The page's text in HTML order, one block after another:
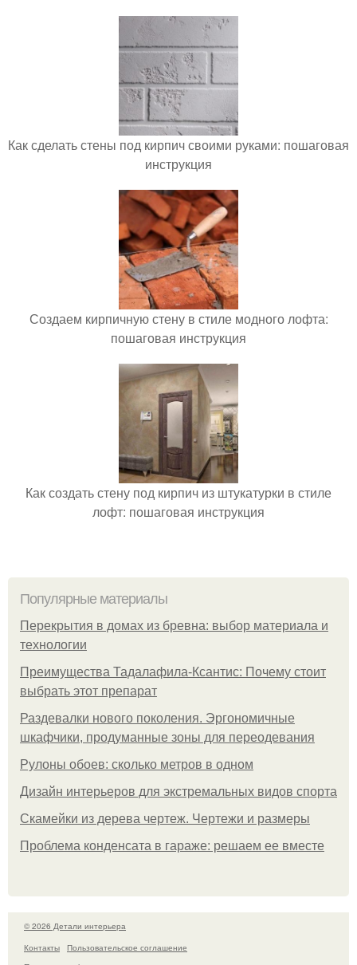
Как сделать стены под кирпич своими руками: пошаговая
инструкция
Создаем кирпичную стену в стиле модного лофта:
пошаговая инструкция
Как создать стену под кирпич из штукатурки в стиле
лофт: пошаговая инструкция
Популярные материалы
Перекрытия в домах из бревна: выбор материала и
технологии
Преимущества Тадалафила-Ксантис: Почему стоит
выбрать этот препарат
Раздевалки нового поколения. Эргономичные
шкафчики, продуманные зоны для переодевания
Рулоны обоев: сколько метров в одном
Дизайн интерьеров для экстремальных видов спорта
Скамейки из дерева чертеж. Чертежи и размеры
Проблема конденсата в гараже: решаем ее вместе
© 2026 Детали интерьера
Контакты
Пользовательское соглашение